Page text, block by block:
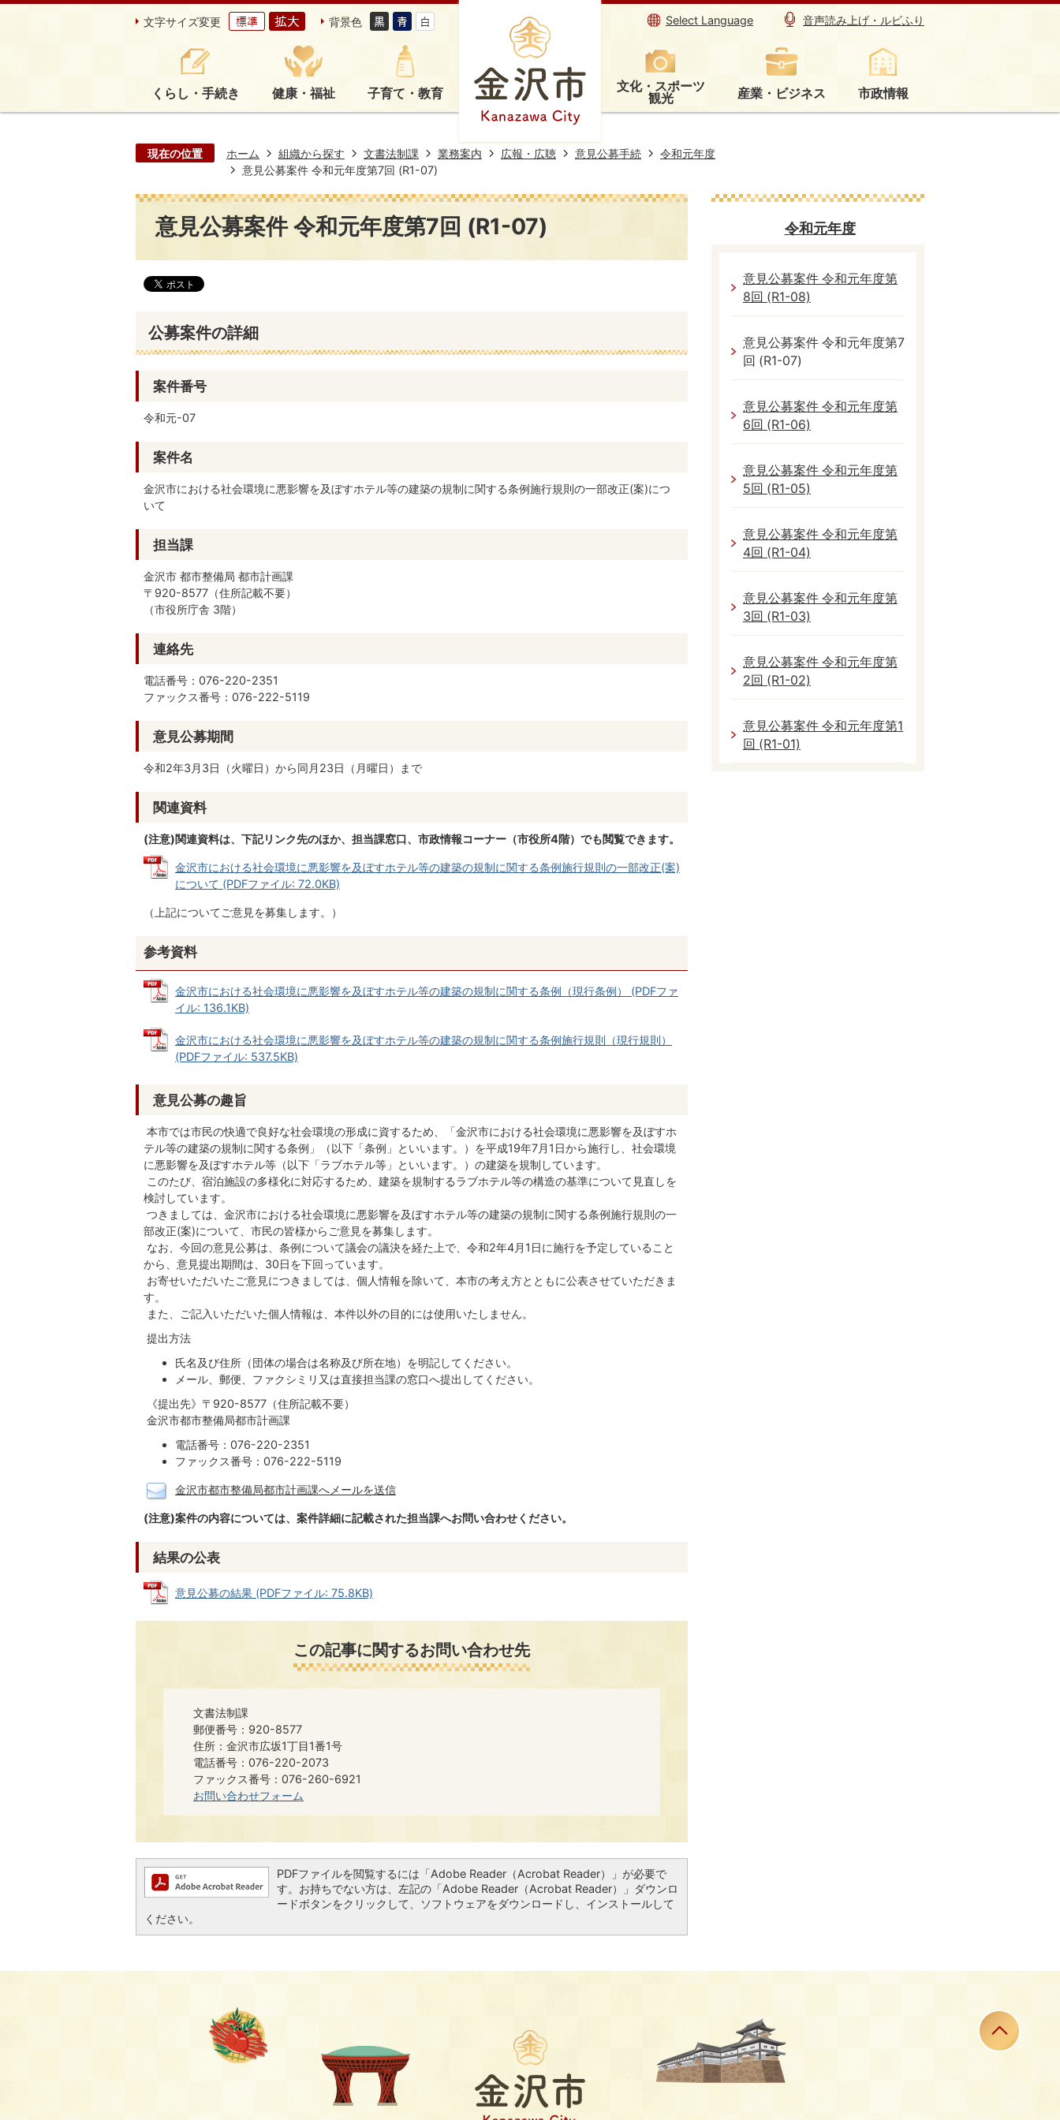
文字サイズ変更 背景色 Select Language 音声読み上げ・ルビふり
くらし・手続き 健康・福祉 子育て・教育 文化・スポーツ
観光 産業・ビジネス 市政情報
現在の位置 ホーム 組織から探す 文書法制課 業務案内 広報・広聴 意見公募手続
令和元年度
意見公募案件 令和元年度第7回 (R1-07)
意見公募案件 令和元年度第7回 (R1-07)
公募案件の詳細
案件番号
令和元-07
案件名
金沢市における社会環境に悪影響を及ぼすホテル等の建築の規制に関する条例施行規則の一部改正(案)につ
いて
担当課
金沢市 都市整備局 都市計画課
〒920-8577（住所記載不要）
（市役所庁舎 3階）
連絡先
電話番号：076-220-2351
ファックス番号：076-222-5119
意見公募期間
令和2年3月3日（火曜日）から同月23日（月曜日）まで
関連資料
(注意)関連資料は、下記リンク先のほか、担当課窓口、市政情報コーナー（市役所4階）でも閲覧できます。
金沢市における社会環境に悪影響を及ぼすホテル等の建築の規制に関する条例施行規則の一部改正(案)
について (PDFファイル: 72.0KB)
（上記についてご意見を募集します。）
参考資料
金沢市における社会環境に悪影響を及ぼすホテル等の建築の規制に関する条例（現行条例） (PDFファ
イル: 136.1KB)
金沢市における社会環境に悪影響を及ぼすホテル等の建築の規制に関する条例施行規則（現行規則）
(PDFファイル: 537.5KB)
意見公募の趣旨
本市では市民の快適で良好な社会環境の形成に資するため、「金沢市における社会環境に悪影響を及ぼすホ
テル等の建築の規制に関する条例」（以下「条例」といいます。）を平成19年7月1日から施行し、社会環境
に悪影響を及ぼすホテル等（以下「ラブホテル等」といいます。）の建築を規制しています。
このたび、宿泊施設の多様化に対応するため、建築を規制するラブホテル等の構造の基準について見直しを
検討しています。
つきましては、金沢市における社会環境に悪影響を及ぼすホテル等の建築の規制に関する条例施行規則の一
部改正(案)について、市民の皆様からご意見を募集します。
なお、今回の意見公募は、条例について議会の議決を経た上で、令和2年4月1日に施行を予定していること
から、意見提出期間は、30日を下回っています。
お寄せいただいたご意見につきましては、個人情報を除いて、本市の考え方とともに公表させていただきま
す。
また、ご記入いただいた個人情報は、本件以外の目的には使用いたしません。
提出方法
氏名及び住所（団体の場合は名称及び所在地）を明記してください。
メール、郵便、ファクシミリ又は直接担当課の窓口へ提出してください。
《提出先》〒920-8577（住所記載不要）
金沢市都市整備局都市計画課
電話番号：076-220-2351
ファックス番号：076-222-5119
金沢市都市整備局都市計画課へメールを送信
(注意)案件の内容については、案件詳細に記載された担当課へお問い合わせください。
結果の公表
意見公募の結果 (PDFファイル: 75.8KB)
この記事に関するお問い合わせ先
文書法制課
郵便番号：920-8577
住所：金沢市広坂1丁目1番1号
電話番号：076-220-2073
ファックス番号：076-260-6921​​​​
お問い合わせフォーム
PDFファイルを閲覧するには「Adobe Reader（Acrobat Reader）」が必要で
す。お持ちでない方は、左記の「Adobe Reader（Acrobat Reader）」ダウンロ
ードボタンをクリックして、ソフトウェアをダウンロードし、インストールして
ください。
令和元年度
意見公募案件 令和元年度第
8回 (R1-08)
意見公募案件 令和元年度第7
回 (R1-07)
意見公募案件 令和元年度第
6回 (R1-06)
意見公募案件 令和元年度第
5回 (R1-05)
意見公募案件 令和元年度第
4回 (R1-04)
意見公募案件 令和元年度第
3回 (R1-03)
意見公募案件 令和元年度第
2回 (R1-02)
意見公募案件 令和元年度第1
回 (R1-01)